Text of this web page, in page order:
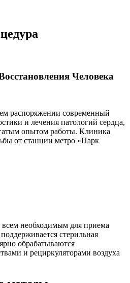
Человека
распоряжении современный
и лечения патологий сердца,
опытом работы. Клиника
от станции метро «Парк
необходимым для приема
стерильная
обрабатываются
и рециркуляторами воздуха